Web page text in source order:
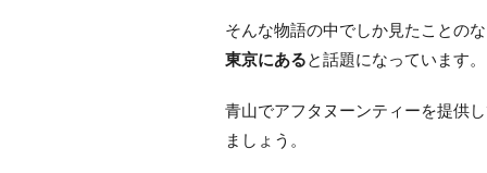
そんな物語の中でしか見たことの
東京にあると話題になっています。
青山でアフタヌーンティーを提供
ましょう。